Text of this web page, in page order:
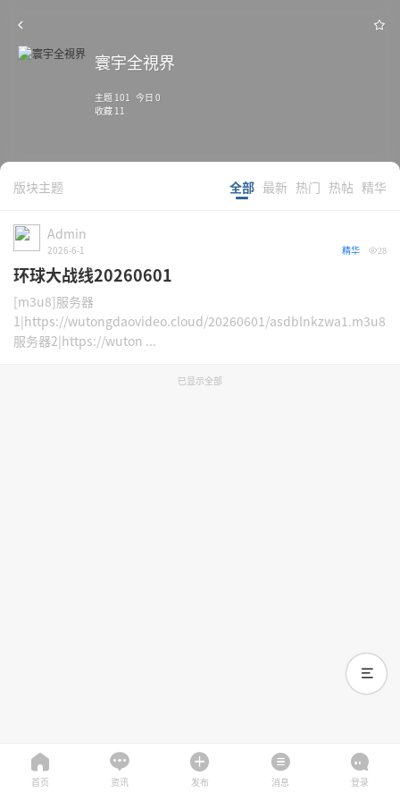
寰宇全視界
主题 101 今日 0
收藏 11
版块主题 全部 最新 热门 热帖 精华
Admin
2026-6-1 28
精华
环球大战线20260601
[m3u8]服务器
1|https://wutongdaovideo.cloud/20260601/asdblnkzwa1.m3u8
服务器2|https://wuton ...
已显示全部
首页 资讯 发布 消息 登录